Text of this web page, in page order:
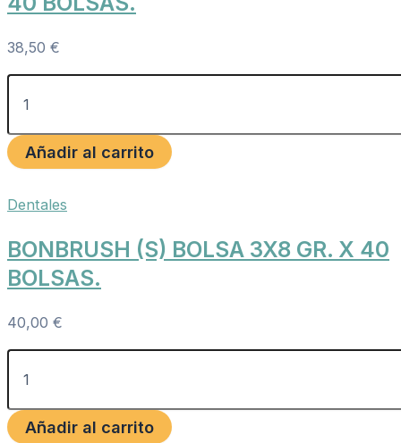
38,50 €
Añadir al carrito
Dentales
BONBRUSH (S) BOLSA 3X8 GR. X 40
BOLSAS.
40,00 €
Añadir al carrito